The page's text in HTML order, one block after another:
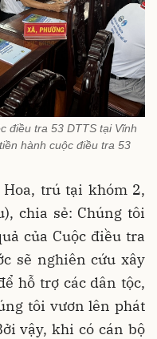
điều tra 53 DTTS tại Vĩnh
hành cuộc điều tra 53
Hoa, trú tại khóm 2,
chia sẻ: Chúng tôi
của Cuộc điều tra
sẽ nghiên cứu xây
hỗ trợ các dân tộc,
tôi vươn lên phát
vậy, khi có cán bộ